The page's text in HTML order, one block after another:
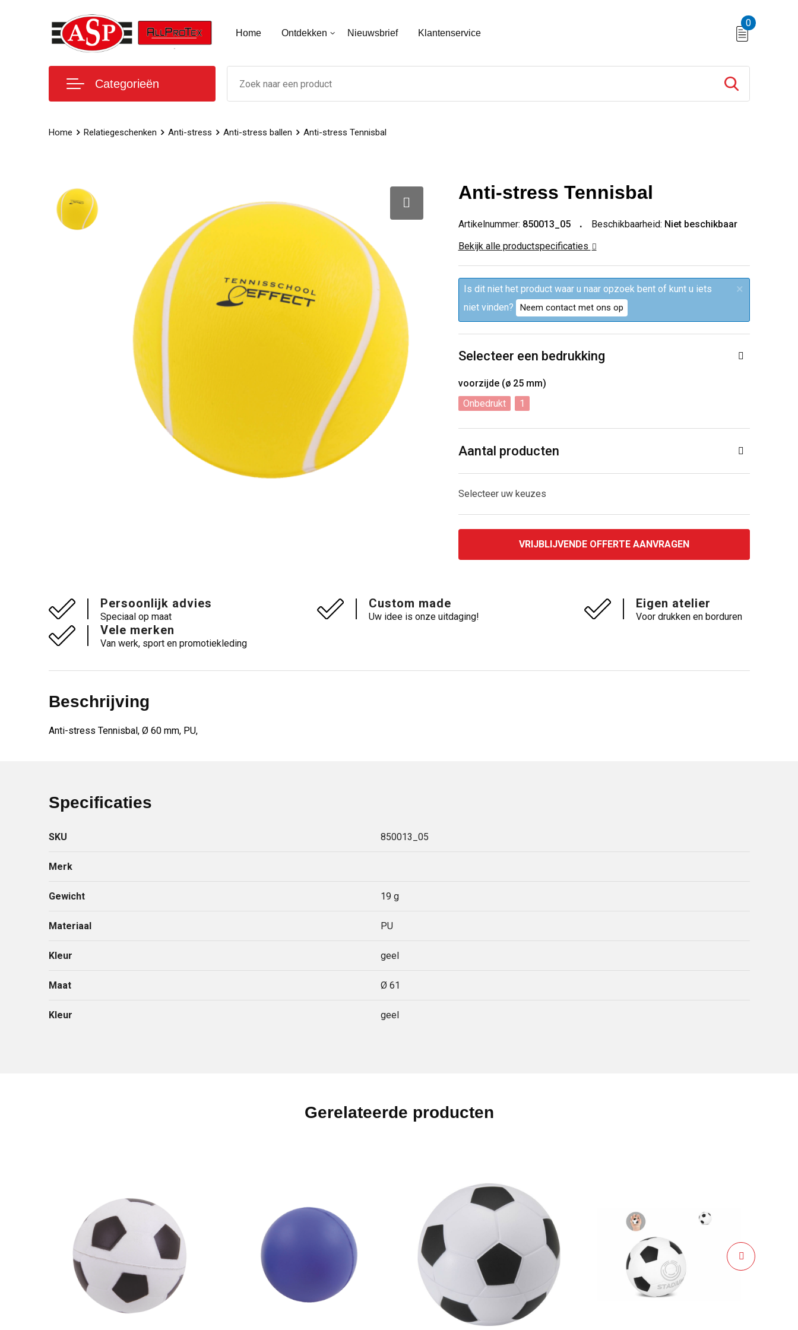
Home Ontdekken Nieuwsbrief Klantenservice
0
Categorieën
Home Relatiegeschenken Anti-stress Anti-stress ballen Anti-stress Tennisbal
Anti-stress Tennisbal
Artikelnummer: 850013_05 Beschikbaarheid: Niet beschikbaar
Bekijk alle productspecificaties
Is dit niet het product waar u naar opzoek bent of kunt u iets
niet vinden?
Neem contact met ons op
×
Selecteer een bedrukking
voorzijde (ø 25 mm)
Onbedrukt
1
Aantal producten
Selecteer uw keuzes
VRIJBLIJVENDE OFFERTE AANVRAGEN
Persoonlijk advies
Speciaal op maat
Custom made
Uw idee is onze uitdaging!
Eigen atelier
Voor drukken en borduren
Vele merken
Van werk, sport en promotiekleding
Beschrijving
Anti-stress Tennisbal, Ø 60 mm, PU,
Specificaties
SKU 850013_05
Merk
Gewicht 19 g
Materiaal PU
Kleur geel
Maat Ø 61
Kleur geel
Gerelateerde producten